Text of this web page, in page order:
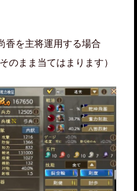
を主将運用する場合
のまま当てはまります）